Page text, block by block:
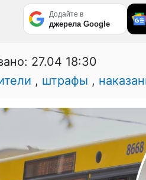
Додайте в
джерела Google
27.04 18:30
, штрафы ,